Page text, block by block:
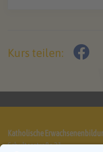
Management
Kurs teilen:
Katholische
Schultesstraße 21